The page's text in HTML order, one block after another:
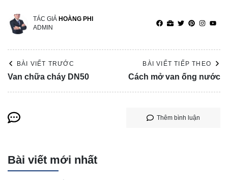
TÁC GIẢ HOÀNG PHI
ADMIN
BÀI VIẾT TRƯỚC
Van chữa cháy DN50
BÀI VIẾT TIẾP THEO
Cách mở van ống nước
Thêm bình luận
Bài viết mới nhất